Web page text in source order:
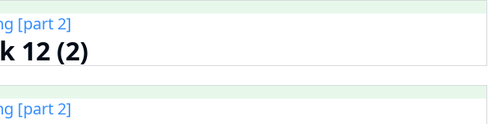
[part 2]
12 (2)
[part 2]